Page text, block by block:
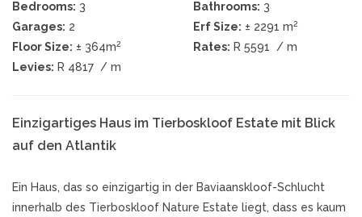
Bedrooms: 3 Bathrooms: 3
Garages: 2 Erf Size: ± 2291 m2
Floor Size: ± 364m2 Rates: R 5591
/ m
Levies: R 4817 / m
Einzigartiges Haus im Tierboskloof Estate mit Blick
auf den Atlantik
Ein Haus, das so einzigartig in der Baviaanskloof-Schlucht
innerhalb des Tierboskloof Nature Estate liegt, dass es kaum